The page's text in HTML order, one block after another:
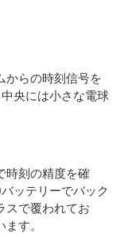
からの時刻信号を
央には小さな電球
時刻の精度を確
ッテリーでバック
スで覆われてお
す。